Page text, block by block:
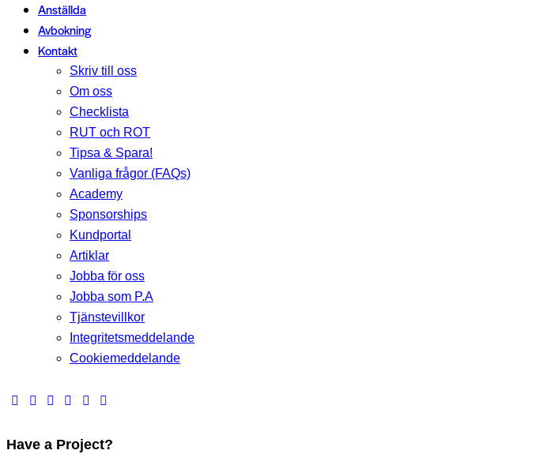
Anställda
Avbokning
Kontakt
Skriv till oss
Om oss
Checklista
RUT och ROT
Tipsa & Spara!
Vanliga frågor (FAQs)
Academy
Sponsorships
Kundportal
Artiklar
Jobba för oss
Jobba som P.A
Tjänstevillkor
Integritetsmeddelande
Cookiemeddelande
Have a Project?